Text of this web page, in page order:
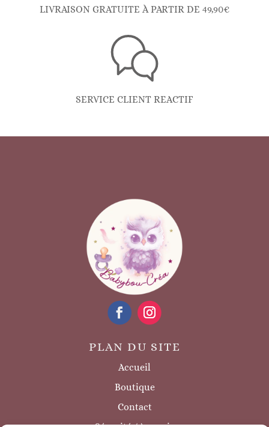
LIVRAISON GRATUITE À PARTIR DE 49,90€
SERVICE CLIENT REACTIF
PLAN DU SITE
Accueil
Boutique
Contact